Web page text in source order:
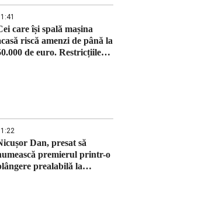
care își spală mașina
riscă amenzi de până la
de euro. Restricțiile
Dan, presat să
premierul printr-o
prealabilă la